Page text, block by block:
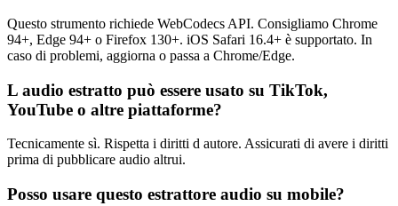
Questo strumento richiede WebCodecs API. Consigliamo Chrome
94+, Edge 94+ o Firefox 130+. iOS Safari 16.4+ è supportato. In
caso di problemi, aggiorna o passa a Chrome/Edge.
L audio estratto può essere usato su TikTok,
YouTube o altre piattaforme?
Tecnicamente sì. Rispetta i diritti d autore. Assicurati di avere i diritti
prima di pubblicare audio altrui.
Posso usare questo estrattore audio su mobile?